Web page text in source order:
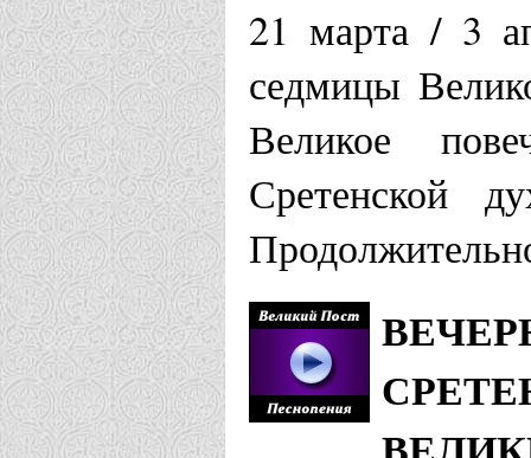
21 марта / 3
седмицы
Великое
Сретенской